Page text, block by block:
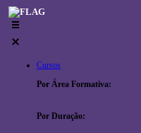
Skip
content
Cursos
Por Área Formativa:
Por Duração: